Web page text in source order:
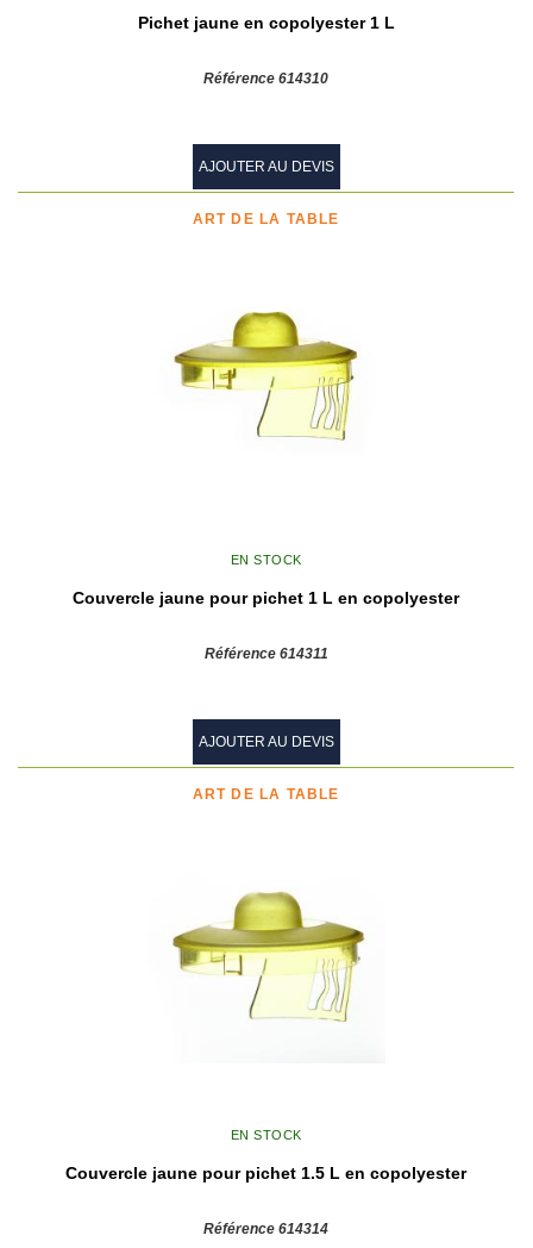
Pichet jaune en copolyester 1 L
Référence 614310
AJOUTER AU DEVIS
ART DE LA TABLE
EN STOCK
Couvercle jaune pour pichet 1 L en copolyester
Référence 614311
AJOUTER AU DEVIS
ART DE LA TABLE
EN STOCK
Couvercle jaune pour pichet 1.5 L en copolyester
Référence 614314